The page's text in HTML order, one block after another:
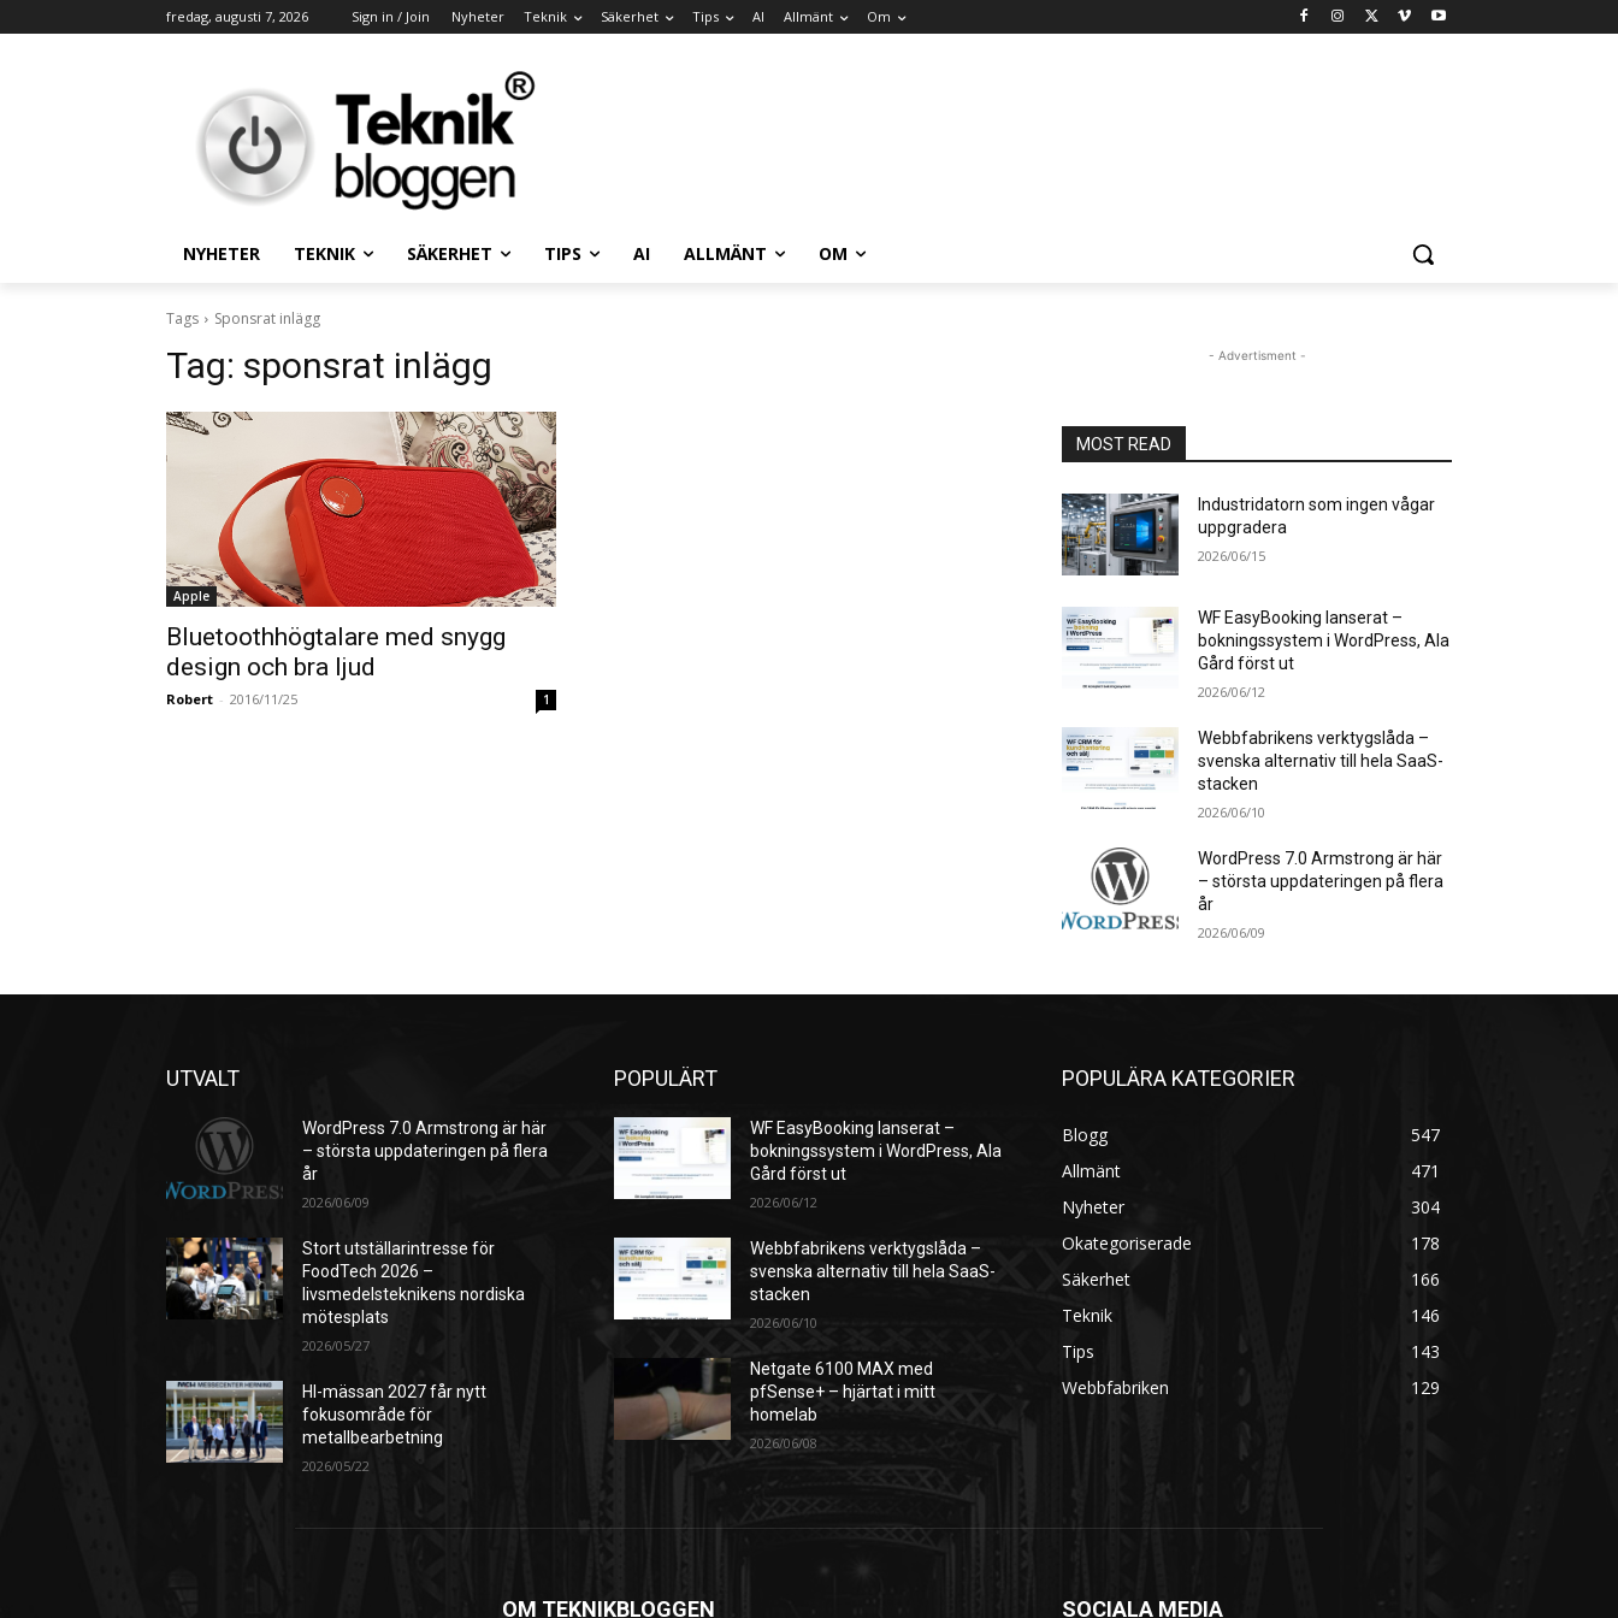
fredag, augusti 7, 2026 Sign in / Join Nyheter Teknik Säkerhet Tips AI Allmänt Om
NYHETER TEKNIK SÄKERHET TIPS AI ALLMÄNT OM
Tags Sponsrat inlägg
Tag: sponsrat inlägg
Apple
Bluetoothhögtalare med snygg
design och bra ljud
Robert - 2016/11/25 1
- Advertisment -
MOST READ
Industridatorn som ingen vågar
uppgradera
2026/06/15
WF EasyBooking lanserat –
bokningssystem i WordPress, Ala
Gård först ut
2026/06/12
Webbfabrikens verktygslåda –
svenska alternativ till hela SaaS-
stacken
2026/06/10
WordPress 7.0 Armstrong är här
– största uppdateringen på flera
år
2026/06/09
UTVALT
WordPress 7.0 Armstrong är här
– största uppdateringen på flera
år
2026/06/09
Stort utställarintresse för
FoodTech 2026 –
livsmedelsteknikens nordiska
mötesplats
2026/05/27
HI-mässan 2027 får nytt
fokusområde för
metallbearbetning
2026/05/22
POPULÄRT
WF EasyBooking lanserat –
bokningssystem i WordPress, Ala
Gård först ut
2026/06/12
Webbfabrikens verktygslåda –
svenska alternativ till hela SaaS-
stacken
2026/06/10
Netgate 6100 MAX med
pfSense+ – hjärtat i mitt
homelab
2026/06/08
POPULÄRA KATEGORIER
Blogg
547
Allmänt
471
Nyheter
304
Okategoriserade
178
Säkerhet
166
Teknik
146
Tips
143
Webbfabriken
129
OM TEKNIKBLOGGEN SOCIALA MEDIA